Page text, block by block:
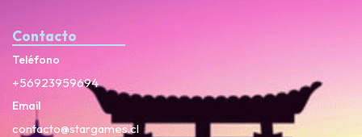
Contacto
Teléfono
+56923959694
Email
contacto@stargames.cl